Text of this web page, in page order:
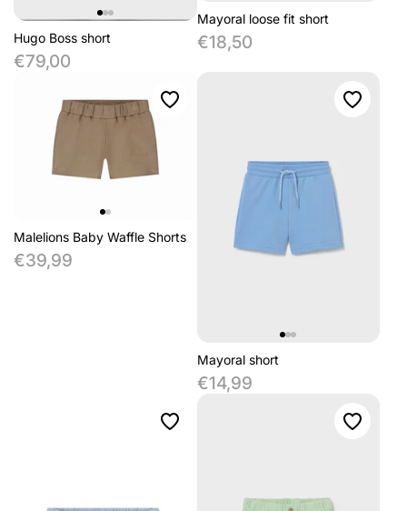
Hugo Boss short
€79,00
Mayoral loose fit short
€18,50
Malelions Baby Waffle Shorts
€39,99
Mayoral short
€14,99